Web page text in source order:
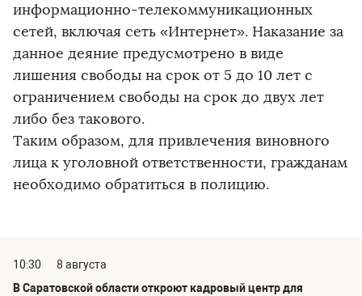
информационно-телекоммуникационных
сетей, включая сеть «Интернет». Наказание за
данное деяние предусмотрено в виде
лишения свободы на срок от 5 до 10 лет с
ограничением свободы на срок до двух лет
либо без такового.
Таким образом, для привлечения виновного
лица к уголовной ответственности, гражданам
необходимо обратиться в полицию.
10:30
8 августа
В Саратовской области откроют кадровый центр для